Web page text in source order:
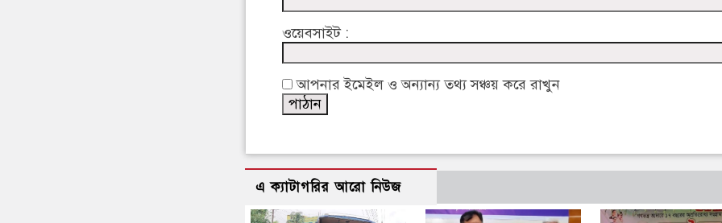
ওয়েবসাইট :
আপনার ইমেইল ও অন্যান্য তথ্য সঞ্চয় করে রাখুন
এ ক্যাটাগরির আরো নিউজ